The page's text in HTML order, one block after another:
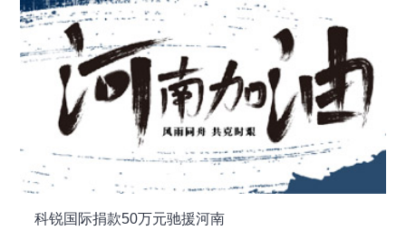
科锐国际捐款50万元驰援河南